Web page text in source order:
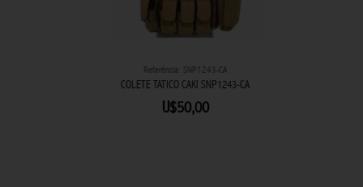
Referência: SNP1243-CA
COLETE TATICO CAKI SNP1243-CA
U$50,00